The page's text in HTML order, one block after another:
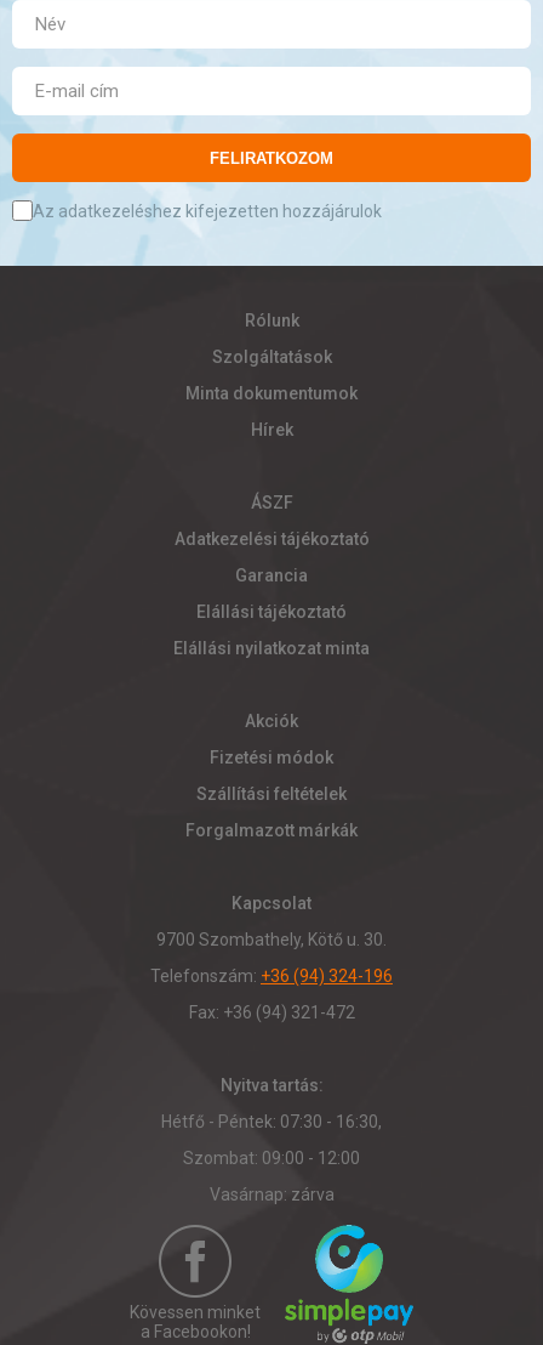
FELIRATKOZOM
Az adatkezeléshez kifejezetten hozzájárulok
Rólunk
Szolgáltatások
Minta dokumentumok
Hírek
ÁSZF
Adatkezelési tájékoztató
Garancia
Elállási tájékoztató
Elállási nyilatkozat minta
Akciók
Fizetési módok
Szállítási feltételek
Forgalmazott márkák
Kapcsolat
9700 Szombathely, Kötő u. 30.
Telefonszám: +36 (94) 324-196
Fax: +36 (94) 321-472
Nyitva tartás:
Hétfő - Péntek: 07:30 - 16:30,
Szombat: 09:00 - 12:00
Vasárnap: zárva
Kövessen minket
a Facebookon!